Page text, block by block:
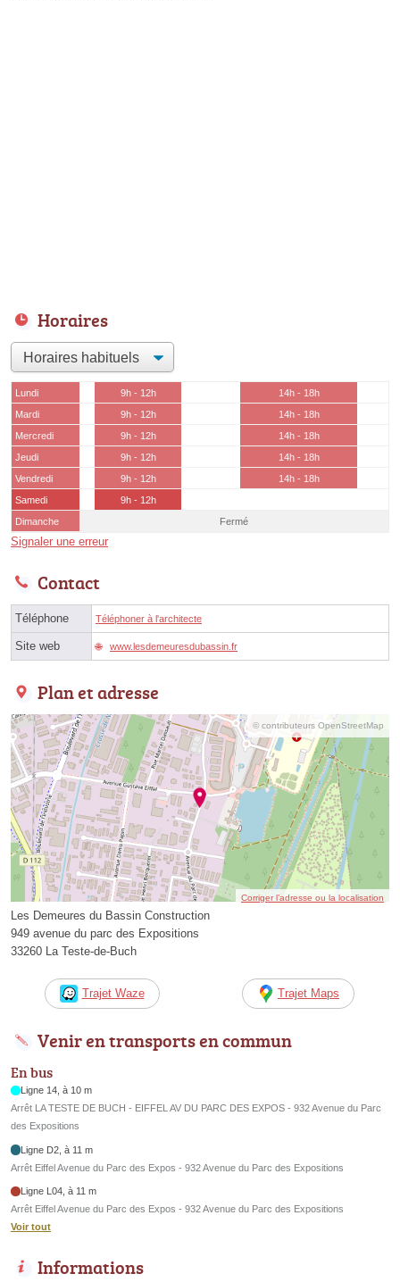
Horaires
Lundi 9h - 12h
14h - 18h
Mardi
9h - 12h
14h - 18h
Mercredi
9h - 12h
14h - 18h
Jeudi
9h - 12h
14h - 18h
Vendredi
9h - 12h
14h - 18h
Samedi
9h - 12h
Dimanche
Fermé
Signaler une erreur
Contact
Téléphone Téléphoner à l'architecte
Site web www.lesdemeuresdubassin.fr
Plan et adresse
© contributeurs OpenStreetMap
Corriger l’adresse ou la localisation
Les Demeures du Bassin Construction
949 avenue du parc des Expositions
33260 La Teste-de-Buch
Trajet Waze Trajet Maps
Venir en transports en commun
En bus
Ligne 14, à 10 m
Arrêt LA TESTE DE BUCH - EIFFEL AV DU PARC DES EXPOS - 932 Avenue du Parc
des Expositions
Ligne D2, à 11 m
Arrêt Eiffel Avenue du Parc des Expos - 932 Avenue du Parc des Expositions
Ligne L04, à 11 m
Arrêt Eiffel Avenue du Parc des Expos - 932 Avenue du Parc des Expositions
Voir tout
Informations